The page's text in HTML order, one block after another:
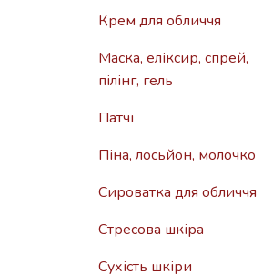
Крем для обличчя
Маска, еліксир, спрей,
пілінг, гель
Патчі
Піна, лосьйон, молочко
Сироватка для обличчя
Стресова шкіра
Сухість шкіри